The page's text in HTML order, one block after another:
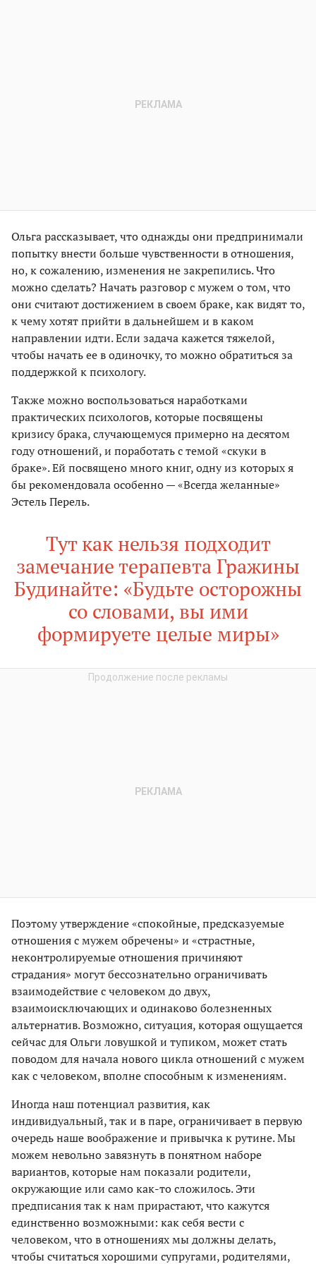
Ольга рассказывает, что однажды они предпринимали
попытку внести больше чувственности в отношения,
но, к сожалению, изменения не закрепились. Что
можно сделать? Начать разговор с мужем о том, что
они считают достижением в своем браке, как видят то,
к чему хотят прийти в дальнейшем и в каком
направлении идти. Если задача кажется тяжелой,
чтобы начать ее в одиночку, то можно обратиться за
поддержкой к психологу.
Также можно воспользоваться наработками
практических психологов, которые посвящены
кризису брака, случающемуся примерно на десятом
году отношений, и поработать с темой «скуки в
браке». Ей посвящено много книг, одну из которых я
бы рекомендовала особенно — «Всегда желанные»
Эстель Перель.
Тут как нельзя подходит
замечание терапевта Гражины
Будинайте: «Будьте осторожны
со словами, вы ими
формируете целые миры»
Поэтому утверждение «спокойные, предсказуемые
отношения с мужем обречены» и «страстные,
неконтролируемые отношения причиняют
страдания» могут бессознательно ограничивать
взаимодействие с человеком до двух,
взаимоисключающих и одинаково болезненных
альтернатив. Возможно, ситуация, которая ощущается
сейчас для Ольги ловушкой и тупиком, может стать
поводом для начала нового цикла отношений с мужем
как с человеком, вполне способным к изменениям.
Иногда наш потенциал развития, как
индивидуальный, так и в паре, ограничивает в первую
очередь наше воображение и привычка к рутине. Мы
можем невольно завязнуть в понятном наборе
вариантов, которые нам показали родители,
окружающие или само как-то сложилось. Эти
предписания так к нам прирастают, что кажутся
единственно возможными: как себя вести с
человеком, что в отношениях мы должны делать,
чтобы считаться хорошими супругами, родителями,